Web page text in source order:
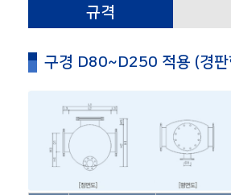
규격
구경 D80~D250 적용 (경판